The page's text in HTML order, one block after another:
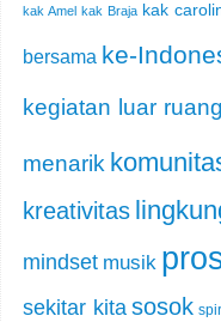
kak Amel kak Braja kak
bersama ke-
kegiatan luar ruang
menarik
kreativitas
mindset musik
sekitar kitasosok